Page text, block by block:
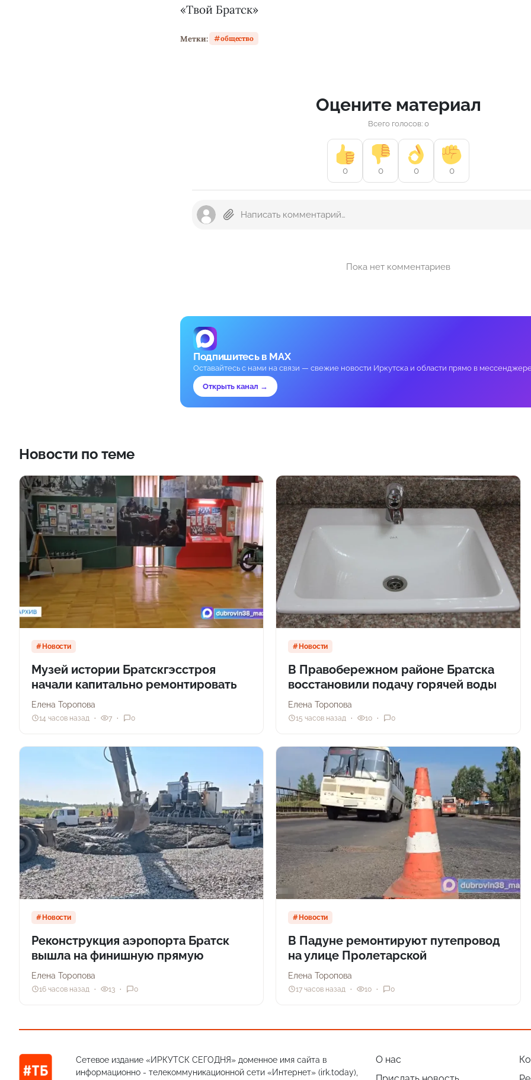
«Твой Братск»
Метки: общество
Оцените материал
Всего голосов: 0
0 0 0 0
Пока нет комментариев
Подпишитесь в MAX
Оставайтесь с нами на связи — свежие новости Иркутска и области прямо в
Открыть канал →
Новости по теме
Новости
Музей истории Братскгэсстроя
начали капитально ремонтировать
Елена Торопова
14 часов назад 7 0
Новости
В Правобережном районе Братска
восстановили подачу горячей воды
Елена Торопова
15 часов назад 10 0
Новости
Реконструкция аэропорта Братск
вышла на финишную прямую
Елена Торопова
16 часов назад 13 0
Новости
В Падуне ремонтируют путепровод
на улице Пролетарской
Елена Торопова
17 часов назад 10 0
Сетевое издание «ИРКУТСК СЕГОДНЯ» доменное имя сайта в
информационно - телекоммуникационной сети «Интернет» (irk.today),
О нас